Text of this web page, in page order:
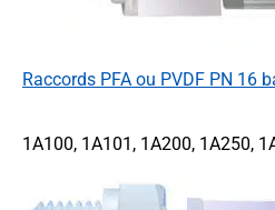
Raccords PFA ou PVDF PN 16
1A100, 1A101, 1A200, 1A250,